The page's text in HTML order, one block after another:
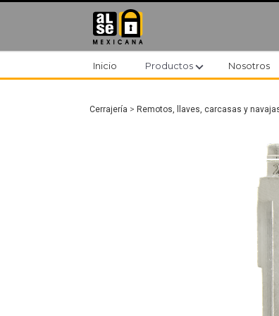
Inicio Productosexpand_more Nosotros
Cerrajería > Remotos, llaves, carcasas y